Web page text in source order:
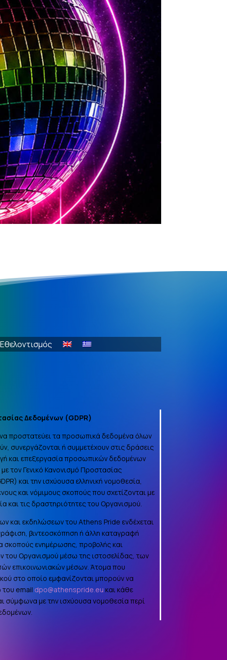
Εθελοντισμός
Δεδομένων (GDPR)
προστατεύει τα προσωπικά δεδομένα όλων
συνεργάζονται ή συμμετέχουν στις δράσεις
και επεξεργασία προσωπικών δεδομένων
τον Γενικό Κανονισμό Προστασίας
) και την ισχύουσα ελληνική νομοθεσία,
και νόμιμους σκοπούς που σχετίζονται με
και τις δραστηριότητες του Οργανισμού.
και εκδηλώσεων του Athens Pride ενδέχεται
βιντεοσκόπηση ή άλλη καταγραφή
σκοπούς ενημέρωσης, προβολής και
Οργανισμού μέσω της ιστοσελίδας, των
επικοινωνιακών μέσων. Άτομα που
στο οποίο εμφανίζονται μπορούν να
του email dpo@athenspride.eu και κάθε
σύμφωνα με την ισχύουσα νομοθεσία περί